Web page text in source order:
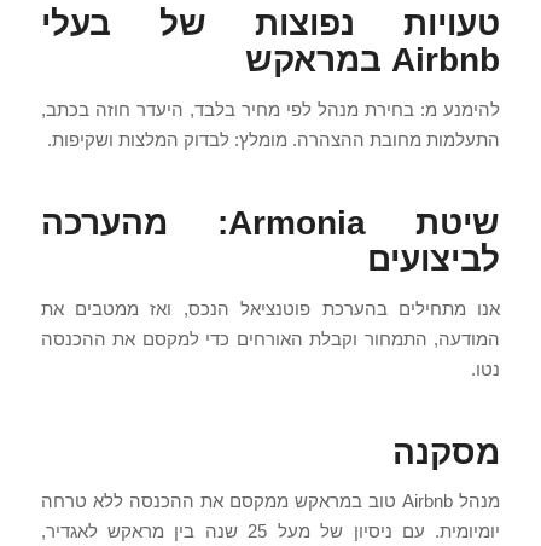
טעויות נפוצות של בעלי
Airbnb במראקש
להימנע מ: בחירת מנהל לפי מחיר בלבד, היעדר חוזה בכתב,
התעלמות מחובת ההצהרה. מומלץ: לבדוק המלצות ושקיפות.
שיטת Armonia: מהערכה
לביצועים
אנו מתחילים בהערכת פוטנציאל הנכס, ואז ממטבים את
המודעה, התמחור וקבלת האורחים כדי למקסם את ההכנסה
נטו.
מסקנה
מנהל Airbnb טוב במראקש ממקסם את ההכנסה ללא טרחה
יומיומית. עם ניסיון של מעל 25 שנה בין מראקש לאגדיר,